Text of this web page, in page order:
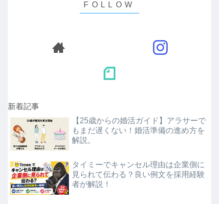
新着記事
【25歳からの婚活ガイド】アラサーで
もまだ遅くない！婚活準備の進め方を
解説。
タイミーでキャンセル理由は企業側に
見られて伝わる？良い例文を採用経験
者が解説！